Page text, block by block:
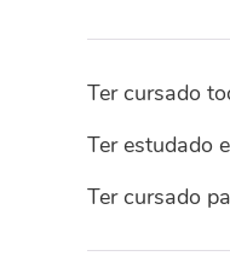
Ter cursado
Ter estudado
Ter cursado